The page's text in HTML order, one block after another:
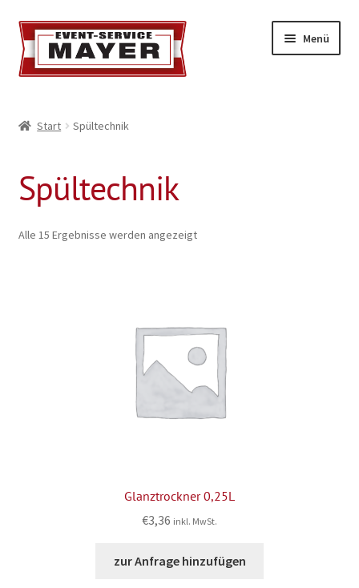
Menü
Standort & Öffnungszeiten
Impressionen
Geschäftsbedingungen
Start Spültechnik
Spültechnik
Alle 15 Ergebnisse werden angezeigt
Glanztrockner 0,25L
€3,36 inkl. MwSt.
zur Anfrage hinzufügen